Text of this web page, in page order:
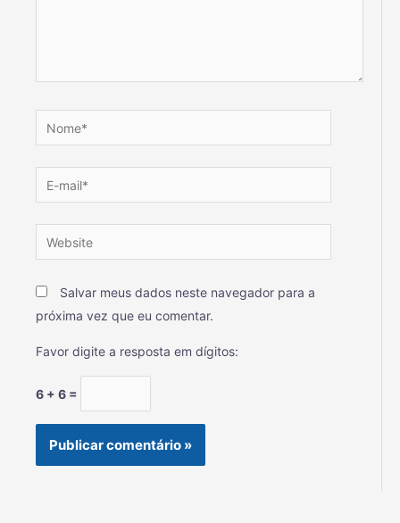
Salvar meus dados neste navegador para a
próxima vez que eu comentar.
Favor digite a resposta em dígitos:
6 + 6 =